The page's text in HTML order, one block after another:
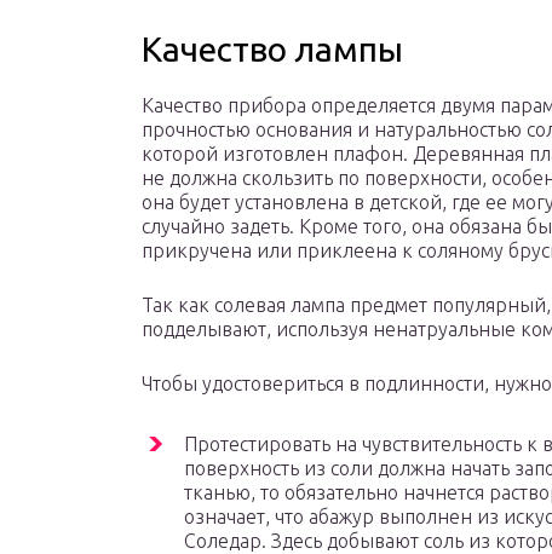
Качество лампы
Качество прибора определяется двумя
прочностью основания и натуральностью
которой изготовлен плафон. Деревянная
не должна скользить по поверхности,
она будет установлена в детской, где ее
случайно задеть. Кроме того, она обязана
прикручена или приклеена к соляному
Так как солевая лампа предмет популярный,
подделывают, используя ненатруальные
Чтобы удостовериться в подлинности,
Протестировать на чувствительность
поверхность из соли должна начать
тканью, то обязательно начнется
означает, что абажур выполнен из
Соледар. Здесь добывают соль из